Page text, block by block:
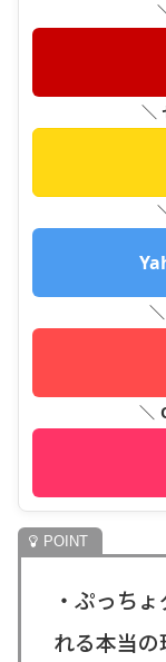
＼
＼
・ぷっち
れる本当の